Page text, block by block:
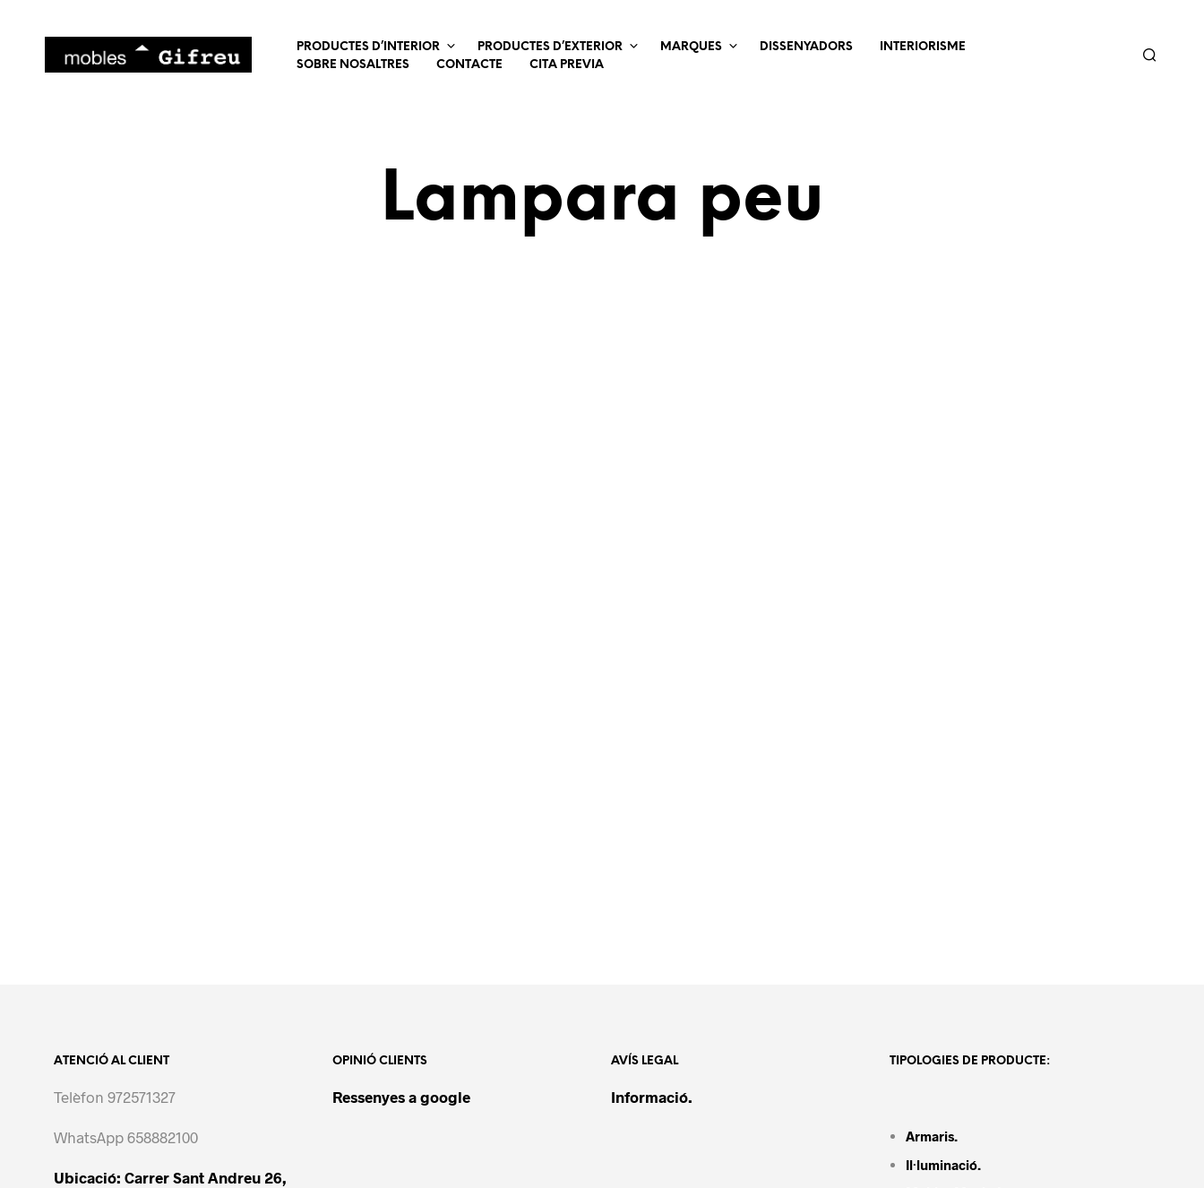
PRODUCTES D’INTERIOR PRODUCTES D’EXTERIOR MARQUES DISSENYADORS
INTERIORISME
SOBRE NOSALTRES
CONTACTE CITA PREVIA
Lampara peu
ATENCIÓ AL CLIENT
Telèfon 972571327
WhatsApp 658882100
Ubicació: Carrer Sant Andreu 26,
OPINIÓ CLIENTS
Ressenyes a google
AVÍS LEGAL
Informació.
TIPOLOGIES DE PRODUCTE:
Armaris.
Il·luminació.